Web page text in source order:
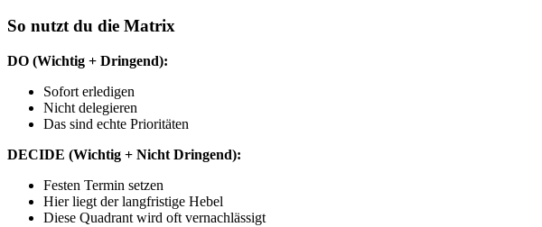
So nutzt du die Matrix
DO (Wichtig + Dringend):
Sofort erledigen
Nicht delegieren
Das sind echte Prioritäten
DECIDE (Wichtig + Nicht Dringend):
Festen Termin setzen
Hier liegt der langfristige Hebel
Diese Quadrant wird oft vernachlässigt